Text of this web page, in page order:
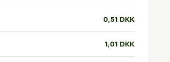
0,51 DKK
1,01 DKK